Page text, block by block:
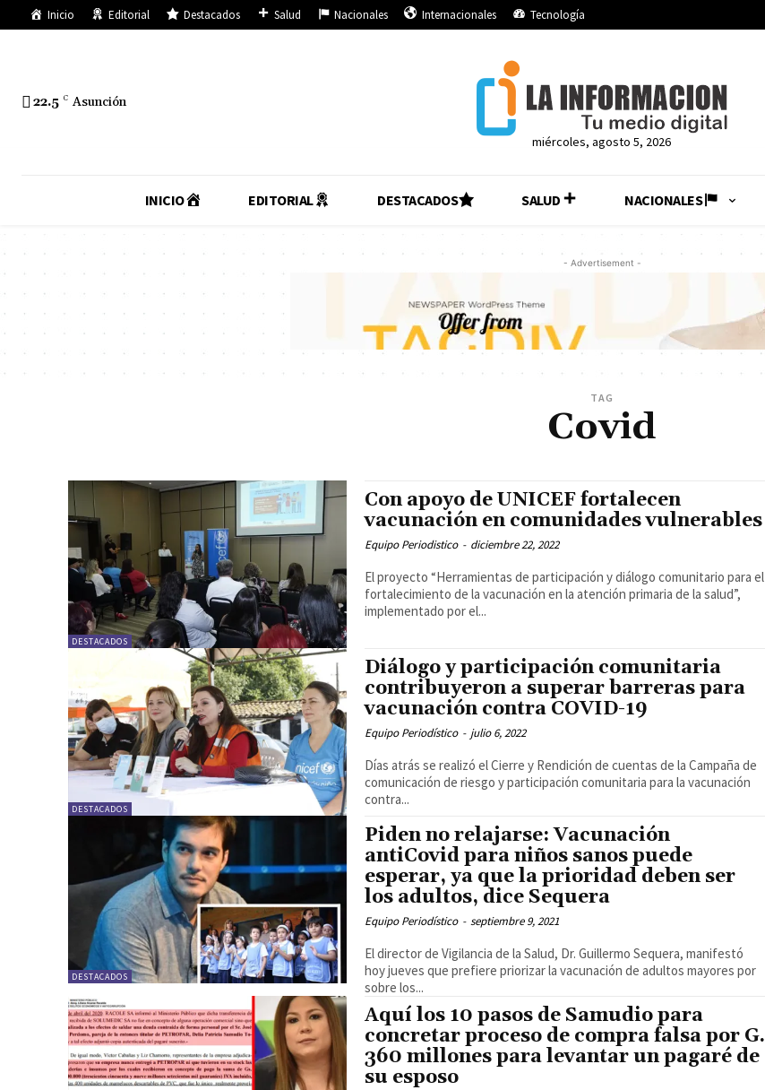
Inicio Editorial Destacados Salud Nacionales Internacionales Tecnología
22.5 C Asunción
miércoles, agosto 5, 2026
INICIO EDITORIAL DESTACADOS SALUD NACIONALES
- Advertisement -
TAG
Covid
DESTACADOS
Con apoyo de UNICEF fortalecen
vacunación en comunidades vulnerables
Equipo Periodistico - diciembre 22, 2022
El proyecto “Herramientas de participación y diálogo comunitario para el
fortalecimiento de la vacunación en la atención primaria de la salud”,
implementado por el...
DESTACADOS
Diálogo y participación comunitaria
contribuyeron a superar barreras para
vacunación contra COVID-19
Equipo Periodístico - julio 6, 2022
Días atrás se realizó el Cierre y Rendición de cuentas de la Campaña de
comunicación de riesgo y participación comunitaria para la vacunación
contra...
DESTACADOS
Piden no relajarse: Vacunación
antiCovid para niños sanos puede
esperar, ya que la prioridad deben ser
los adultos, dice Sequera
Equipo Periodístico - septiembre 9, 2021
El director de Vigilancia de la Salud, Dr. Guillermo Sequera, manifestó
hoy jueves que prefiere priorizar la vacunación de adultos mayores por
sobre los...
Aquí los 10 pasos de Samudio para
concretar proceso de compra falsa por G.
360 millones para levantar un pagaré de
su esposo